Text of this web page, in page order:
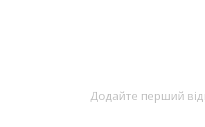
Додайте перший